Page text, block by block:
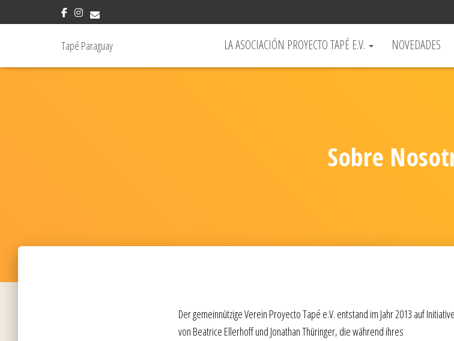
Tapé Paraguay LA ASOCIACIÓN PROYECTO TAPÉ E.V. NOVEDADES
Sobre
Der gemeinnützige Verein Proyecto Tapé e.V. entstand im Jahr 2013 auf Initiative
von Beatrice Ellerhoff und Jonathan Thüringer, die während ihres